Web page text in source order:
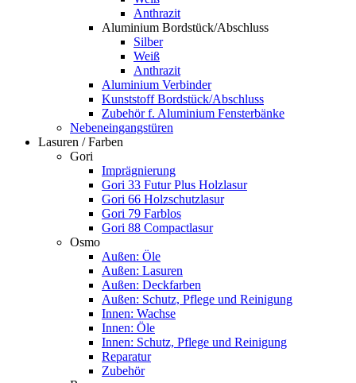
Anthrazit
Aluminium Bordstück/Abschluss
Silber
Weiß
Anthrazit
Aluminium Verbinder
Kunststoff Bordstück/Abschluss
Zubehör f. Aluminium Fensterbänke
Nebeneingangstüren
Lasuren / Farben
Gori
Imprägnierung
Gori 33 Futur Plus Holzlasur
Gori 66 Holzschutzlasur
Gori 79 Farblos
Gori 88 Compactlasur
Osmo
Außen: Öle
Außen: Lasuren
Außen: Deckfarben
Außen: Schutz, Pflege und Reinigung
Innen: Wachse
Innen: Öle
Innen: Schutz, Pflege und Reinigung
Reparatur
Zubehör